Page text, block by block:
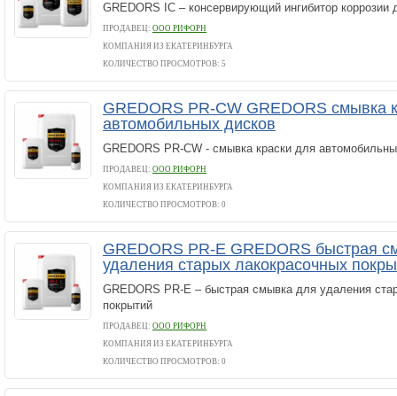
GREDORS IC – консервирующий ингибитор коррозии
ПРОДАВЕЦ: ООО РИФОРН
КОМПАНИЯ ИЗ ЕКАТЕРИНБУРГА
КОЛИЧЕСТВО ПРОСМОТРОВ: 5
GREDORS PR-CW GREDORS смывка
автомобильных дисков
GREDORS PR-CW - смывка краски для
ПРОДАВЕЦ: ООО РИФОРН
КОМПАНИЯ ИЗ ЕКАТЕРИНБУРГА
КОЛИЧЕСТВО ПРОСМОТРОВ: 0
GREDORS PR-E GREDORS быстрая
удаления старых лакокрасочных
GREDORS PR-E – быстрая смывка для удаления
покрытий
ПРОДАВЕЦ: ООО РИФОРН
КОМПАНИЯ ИЗ ЕКАТЕРИНБУРГА
КОЛИЧЕСТВО ПРОСМОТРОВ: 0